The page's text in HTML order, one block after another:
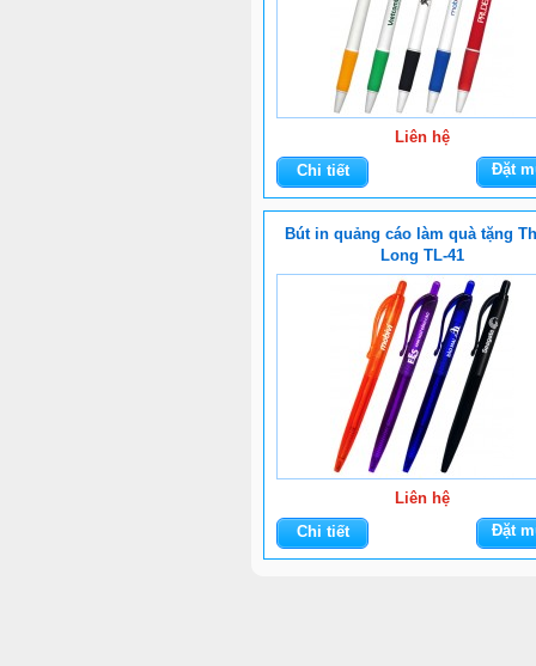
Liên hệ
Chi tiết
Đặt
Bút in quảng cáo làm quà tặng
Long TL-41
Liên hệ
Chi tiết
Đặt